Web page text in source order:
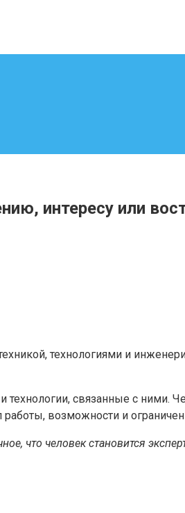
интересу или
технологиями и
связанные с ними.
возможности и
что человек становится